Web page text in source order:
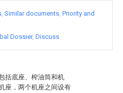
括底座、榨油筒和机
座，两个机座之间设有
Similar documents Priority and
Dossier Discuss